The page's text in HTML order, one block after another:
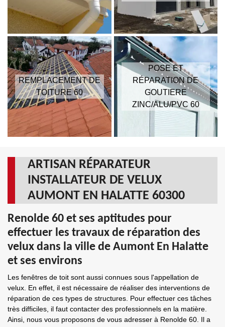
REMPLACEMENT DE
TOITURE 60
POSE ET
RÉPARATION DE
GOUTIERE
ZINC/ALU/PVC 60
ARTISAN RÉPARATEUR
INSTALLATEUR DE VELUX
AUMONT EN HALATTE 60300
Renolde 60 et ses aptitudes pour
effectuer les travaux de réparation des
velux dans la ville de Aumont En Halatte
et ses environs
Les fenêtres de toit sont aussi connues sous l'appellation de
velux. En effet, il est nécessaire de réaliser des interventions de
réparation de ces types de structures. Pour effectuer ces tâches
très difficiles, il faut contacter des professionnels en la matière.
Ainsi, nous vous proposons de vous adresser à Renolde 60. Il a